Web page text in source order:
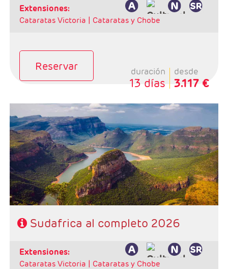
extensiones:
Cataratas Victoria | Cataratas y Chobe
Reservar duración
13 días
desde
3.117 €
Salidas: Domingos
Ruta: 1 noche Johannesburgo + 2 Kruger + 1
Swazilandia + 2 Santa Lucia + 1 Port Elizabeth + 2
Ruta Jardin + 4 Ciudad del Cabo
Régimen: alojamiento y desayuno + 3 cenas + 1
almuerzo
Hoteles: Select, Classic, Superior y Luxury
Sudafrica al completo 2026
extensiones:
Cataratas Victoria | Cataratas y Chobe